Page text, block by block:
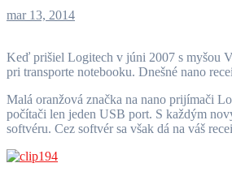
mar 13, 2014
Keď prišiel Logitech v júni 2007 s myšou VX Nano, vďaka nano prijímaču priniesli do segmentu mobilných myší menšiu revolúciu. USB receiver sa v porte takmer „stratil“, takže ste ho nemuseli vyberať ani
pri transporte notebooku. Dnešné nano
Malá oranžová značka na nano prijímači
počítači len jeden USB port. S každým
softvéru. Cez softvér sa však dá na váš